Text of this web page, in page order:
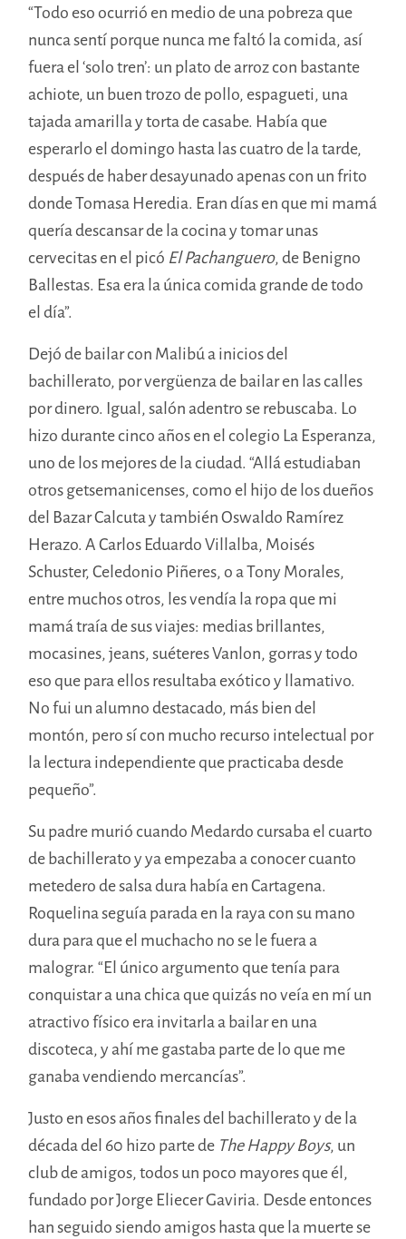
“Todo eso ocurrió en medio de una pobreza que
nunca sentí porque nunca me faltó la comida, así
fuera el ‘solo tren’: un plato de arroz con bastante
achiote, un buen trozo de pollo, espagueti, una
tajada amarilla y torta de casabe. Había que
esperarlo el domingo hasta las cuatro de la tarde,
después de haber desayunado apenas con un frito
donde Tomasa Heredia. Eran días en que mi mamá
quería descansar de la cocina y tomar unas
cervecitas en el picó El Pachanguero, de Benigno
Ballestas. Esa era la única comida grande de todo
el día”.
Dejó de bailar con Malibú a inicios del
bachillerato, por vergüenza de bailar en las calles
por dinero. Igual, salón adentro se rebuscaba. Lo
hizo durante cinco años en el colegio La Esperanza,
uno de los mejores de la ciudad. “Allá estudiaban
otros getsemanicenses, como el hijo de los dueños
del Bazar Calcuta y también Oswaldo Ramírez
Herazo. A Carlos Eduardo Villalba, Moisés
Schuster, Celedonio Piñeres, o a Tony Morales,
entre muchos otros, les vendía la ropa que mi
mamá traía de sus viajes: medias brillantes,
mocasines, jeans, suéteres Vanlon, gorras y todo
eso que para ellos resultaba exótico y llamativo.
No fui un alumno destacado, más bien del
montón, pero sí con mucho recurso intelectual por
la lectura independiente que practicaba desde
pequeño”.
Su padre murió cuando Medardo cursaba el cuarto
de bachillerato y ya empezaba a conocer cuanto
metedero de salsa dura había en Cartagena.
Roquelina seguía parada en la raya con su mano
dura para que el muchacho no se le fuera a
malograr. “El único argumento que tenía para
conquistar a una chica que quizás no veía en mí un
atractivo físico era invitarla a bailar en una
discoteca, y ahí me gastaba parte de lo que me
ganaba vendiendo mercancías”.
Justo en esos años finales del bachillerato y de la
década del 60 hizo parte de The Happy Boys, un
club de amigos, todos un poco mayores que él,
fundado por Jorge Eliecer Gaviria. Desde entonces
han seguido siendo amigos hasta que la muerte se